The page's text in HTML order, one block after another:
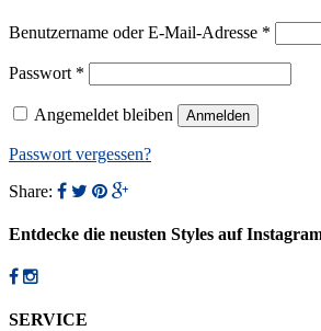
Benutzername oder E-Mail-Adresse *
Passwort *
Angemeldet bleiben Anmelden
Passwort vergessen?
Share:
Entdecke die neusten Styles auf
SERVICE